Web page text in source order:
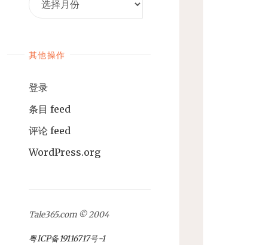
其他操作
登录
条目 feed
评论 feed
WordPress.org
Tale365.com © 2004
粤ICP备19116717号-1